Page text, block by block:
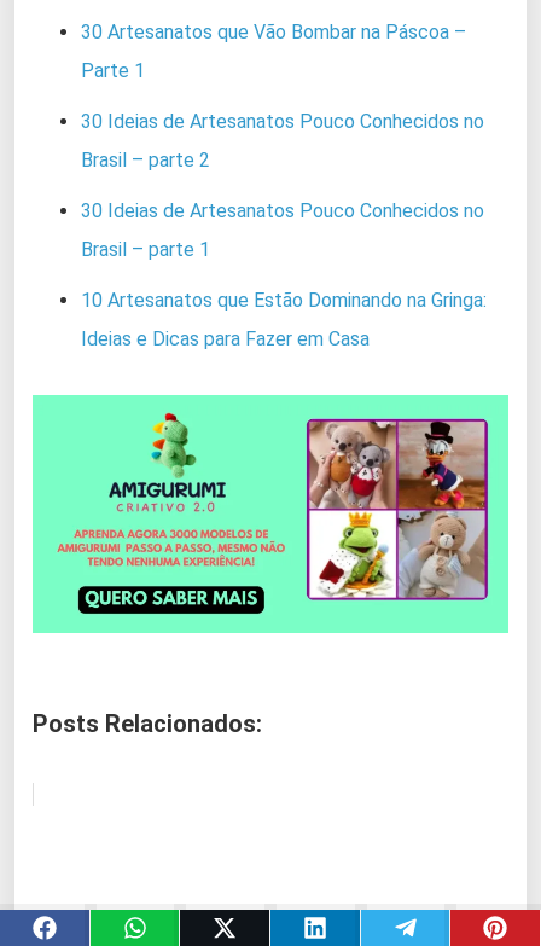
30 Artesanatos que Vão Bombar na Páscoa –
Parte 1
30 Ideias de Artesanatos Pouco Conhecidos no
Brasil – parte 2
30 Ideias de Artesanatos Pouco Conhecidos no
Brasil – parte 1
10 Artesanatos que Estão Dominando na Gringa:
Ideias e Dicas para Fazer em Casa
Posts Relacionados: